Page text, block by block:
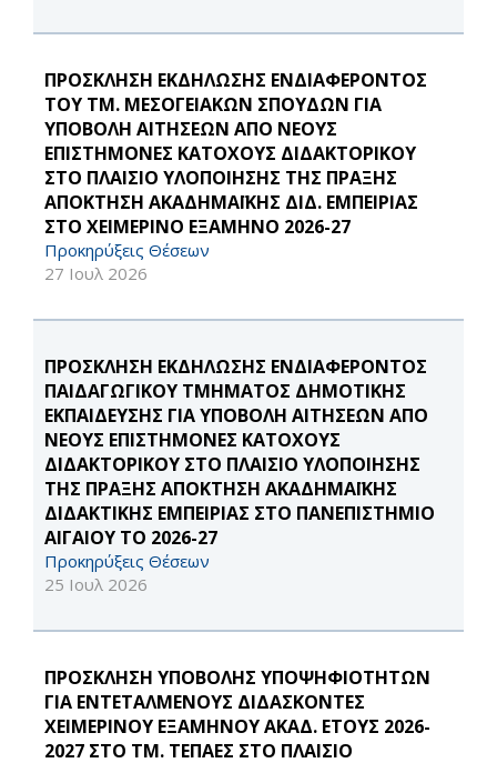
ΠΡΟΣΚΛΗΣΗ ΕΚΔΗΛΩΣΗΣ ΕΝΔΙΑΦΕΡΟΝΤΟΣ
ΤΟΥ ΤΜ. ΜΕΣΟΓΕΙΑΚΩΝ ΣΠΟΥΔΩΝ ΓΙΑ
ΥΠΟΒΟΛΗ ΑΙΤΗΣΕΩΝ ΑΠΟ ΝΕΟΥΣ
ΕΠΙΣΤΗΜΟΝΕΣ ΚΑΤΟΧΟΥΣ ΔΙΔΑΚΤΟΡΙΚΟΥ
ΣΤΟ ΠΛΑΙΣΙΟ ΥΛΟΠΟΙΗΣΗΣ ΤΗΣ ΠΡΑΞΗΣ
ΑΠΟΚΤΗΣΗ ΑΚΑΔΗΜΑΪΚΗΣ ΔΙΔ. ΕΜΠΕΙΡΙΑΣ
ΣΤΟ ΧΕΙΜΕΡΙΝΟ ΕΞΑΜΗΝΟ 2026-27
Προκηρύξεις Θέσεων
27 Ιουλ 2026
ΠΡΟΣΚΛΗΣΗ ΕΚΔΗΛΩΣΗΣ ΕΝΔΙΑΦΕΡΟΝΤΟΣ
ΠΑΙΔΑΓΩΓΙΚΟΥ ΤΜΗΜΑΤΟΣ ΔΗΜΟΤΙΚΗΣ
ΕΚΠΑΙΔΕΥΣΗΣ ΓΙΑ ΥΠΟΒΟΛΗ ΑΙΤΗΣΕΩΝ ΑΠΟ
ΝΕΟΥΣ ΕΠΙΣΤΗΜΟΝΕΣ ΚΑΤΟΧΟΥΣ
ΔΙΔΑΚΤΟΡΙΚΟΥ ΣΤΟ ΠΛΑΙΣΙΟ ΥΛΟΠΟΙΗΣΗΣ
ΤΗΣ ΠΡΑΞΗΣ ΑΠΟΚΤΗΣΗ ΑΚΑΔΗΜΑΪΚΗΣ
ΔΙΔΑΚΤΙΚΗΣ ΕΜΠΕΙΡΙΑΣ ΣΤΟ ΠΑΝΕΠΙΣΤΗΜΙΟ
ΑΙΓΑΙΟΥ ΤΟ 2026-27
Προκηρύξεις Θέσεων
25 Ιουλ 2026
ΠΡΟΣΚΛΗΣΗ ΥΠΟΒΟΛΗΣ ΥΠΟΨΗΦΙΟΤΗΤΩΝ
ΓΙΑ ΕΝΤΕΤΑΛΜΕΝΟΥΣ ΔΙΔΑΣΚΟΝΤΕΣ
ΧΕΙΜΕΡΙΝΟΥ ΕΞΑΜΗΝΟΥ ΑΚΑΔ. ΕΤΟΥΣ 2026-
2027 ΣΤΟ ΤΜ. ΤΕΠΑΕΣ ΣΤΟ ΠΛΑΙΣΙΟ